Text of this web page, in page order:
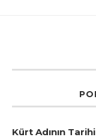
Kürt Adının Tarihi